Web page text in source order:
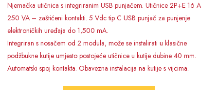
Njemačka utičnica s integriranim USB punjačem. Utičnice 2P+E 16 A
250 VA – zaštićeni kontakti. 5 Vdc tip C USB punjač za punjenje
elektroničkih uređaja do 1,500 mA.
Integriran s nosačem od 2 modula, može se instalirati u klasične
podžbukne kutije umjesto postojeće utičnice u kutije dubine 40 mm.
Automatski spoj kontakta. Obavezna instalacija na kutije s vijcima.